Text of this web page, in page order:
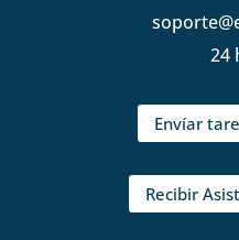
24
Envíar
Recibir